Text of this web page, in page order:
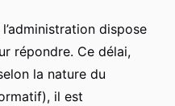
dispose
répondre. Ce délai,
la nature du
il est